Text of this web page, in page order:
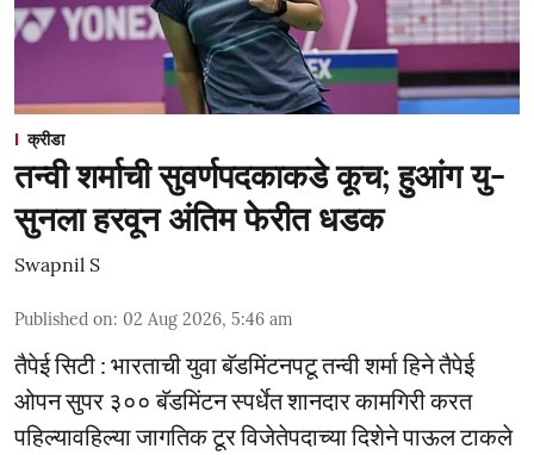
क्रीडा
तन्वी शर्माची सुवर्णपदकाकडे कूच; हुआंग यु-
सुनला हरवून अंतिम फेरीत धडक
Swapnil S
Published on: 02 Aug 2026, 5:46 am
तैपेई सिटी : भारताची युवा बॅडमिंटनपटू तन्वी शर्मा हिने तैपेई
ओपन सुपर ३०० बॅडमिंटन स्पर्धेत शानदार कामगिरी करत
पहिल्यावहिल्या जागतिक टूर विजेतेपदाच्या दिशेने पाऊल टाकले